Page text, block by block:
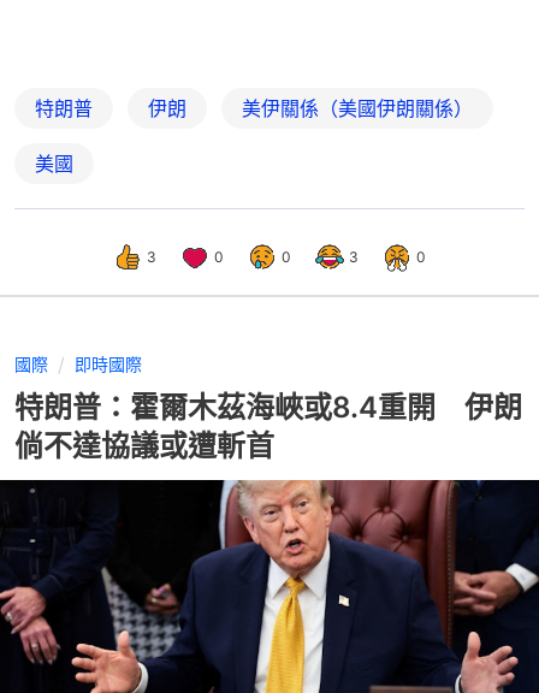
特朗普 伊朗 美伊關係（美國伊朗關係）
美國
3 0 0 3 0
國際 即時國際
特朗普：霍爾木茲海峽或8.4重開 伊朗
倘不達協議或遭斬首